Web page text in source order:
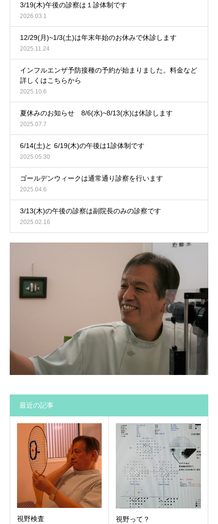
3/19(木)午後の診察は１診体制です
2026.03.1
12/29(月)~1/3(土)は年末年始のお休みで休診します
2025.11.24
インフルエンザ予防接種の予約が始まりました。料金など
詳しくはこちらから
2025.10.6
夏休みのお知らせ 8/6(水)~8/13(水)は休診します
2025.07.7
6/14(土)と 6/19(木)の午後は1診体制です
2025.05.30
ゴールデンウィークは通常通り診察を行います
2025.04.6
3/13(木)の午後の診察は副院長のみの診察です
2025.02.16
最近の記事
視野検査 視野って？